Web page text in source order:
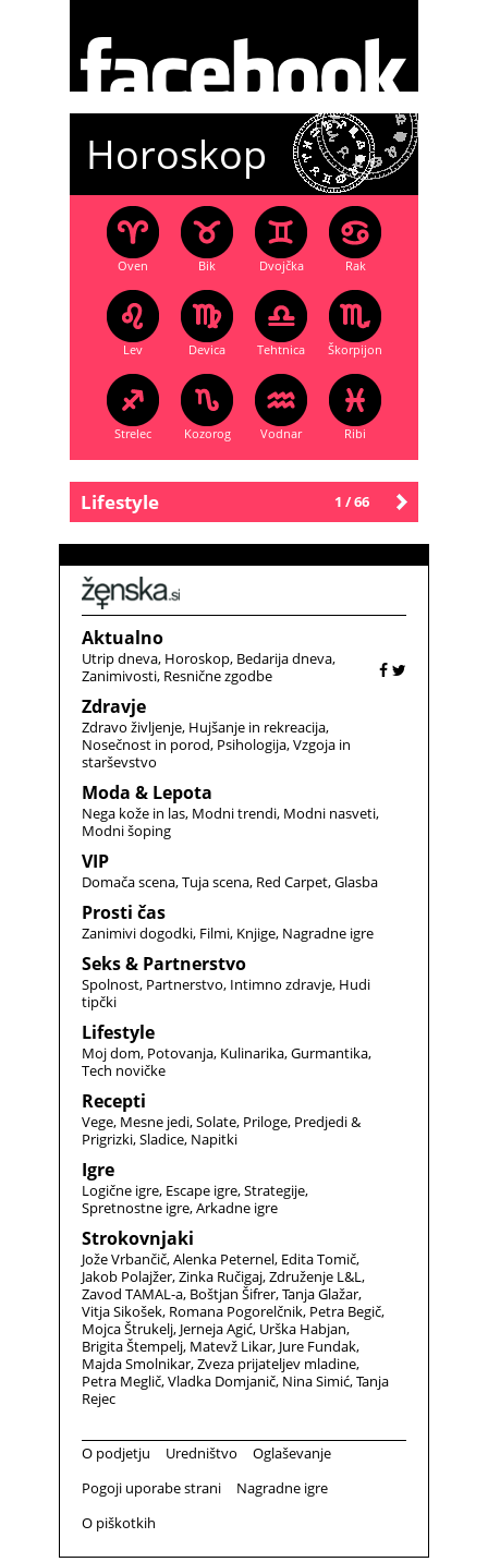
Horoskop
Oven Bik Dvojčka Rak
Lev Devica Tehtnica Škorpijon
Strelec Kozorog Vodnar Ribi
Starejše
1 / 66
Lifestyle
Aktualno
Utrip dneva Horoskop Bedarija dneva
Zanimivosti Resnične zgodbe
Zdravje
Zdravo življenje Hujšanje in rekreacija
Nosečnost in porod Psihologija Vzgoja in
starševstvo
Moda & Lepota
Nega kože in las Modni trendi Modni nasveti
Modni šoping
VIP
Domača scena Tuja scena Red Carpet Glasba
Prosti čas
Zanimivi dogodki Filmi Knjige Nagradne igre
Seks & Partnerstvo
Spolnost Partnerstvo Intimno zdravje Hudi
tipčki
Lifestyle
Moj dom Potovanja Kulinarika Gurmantika
Tech novičke
Recepti
Vege Mesne jedi Solate Priloge Predjedi &
Prigrizki Sladice Napitki
Igre
Logične igre Escape igre Strategije
Spretnostne igre Arkadne igre
Strokovnjaki
Jože Vrbančič Alenka Peternel Edita Tomič
Jakob Polajžer Zinka Ručigaj Združenje L&L
Zavod TAMAL-a Boštjan Šifrer Tanja Glažar
Vitja Sikošek Romana Pogorelčnik Petra Begič
Mojca Štrukelj Jerneja Agić Urška Habjan
Brigita Štempelj Matevž Likar Jure Fundak
Majda Smolnikar Zveza prijateljev mladine
Petra Meglič Vladka Domjanič Nina Simić Tanja
Rejec
O podjetju Uredništvo
Oglaševanje
Pogoji uporabe strani
Nagradne igre
O piškotkih